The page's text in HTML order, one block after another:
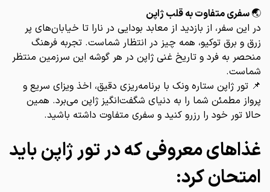
🌏سفری متفاوت به قلب ژاپن
در این سفر، از بازدید از معابد بودایی در نارا تا خیابان‌های پر
زرق و برق توکیو، همه چیز در انتظار شماست. تجربه فرهنگ
منحصر به فرد و تاریخ غنی ژاپن در هر گوشه این سرزمین منتظر
شماست.
📌 تور ژاپن ستاره ونک با برنامه‌ریزی دقیق، اخذ ویزای سریع و
پرواز مطمئن شما را به دنیای شگفت‌انگیز ژاپن می‌برد. همین
حالا تور خود را رزرو کنید و سفری متفاوت داشته باشید.
غذاهای معروفی که در تور ژاپن باید
امتحان کرد: